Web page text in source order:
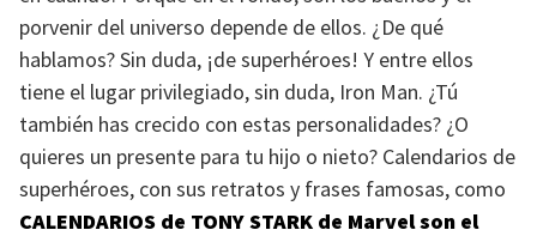
porvenir del universo depende de ellos. ¿De qué
hablamos? Sin duda, ¡de superhéroes! Y entre ellos
tiene el lugar privilegiado, sin duda, Iron Man. ¿Tú
también has crecido con estas personalidades? ¿O
quieres un presente para tu hijo o nieto? Calendarios de
superhéroes, con sus retratos y frases famosas, como
CALENDARIOS de TONY STARK de Marvel son el